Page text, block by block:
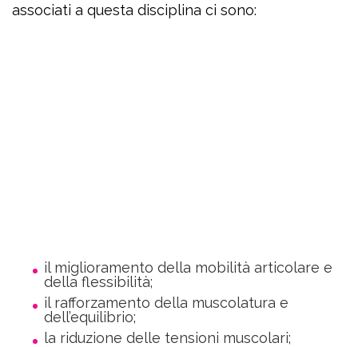
associati a questa disciplina ci sono:
il miglioramento della mobilità articolare e
della flessibilità;
il rafforzamento della muscolatura e
dell’equilibrio;
la riduzione delle tensioni muscolari;